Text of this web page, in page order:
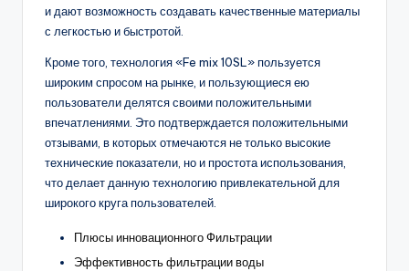
и дают возможность создавать качественные материалы
с легкостью и быстротой.
Кроме того, технология «Fe mix 10SL» пользуется
широким спросом на рынке, и пользующиеся ею
пользователи делятся своими положительными
впечатлениями. Это подтверждается положительными
отзывами, в которых отмечаются не только высокие
технические показатели, но и простота использования,
что делает данную технологию привлекательной для
широкого круга пользователей.
Плюсы инновационного Фильтрации
Эффективность фильтрации воды